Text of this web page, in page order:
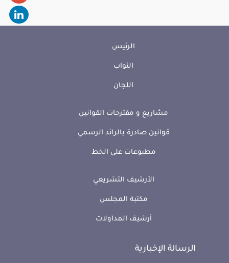
الرئيس
النواب
اللجان
مشاريع و مقترحات القوانين
قوانين صادرة بالرائد الرسمي
مطبوعات على الخط
الأرشيف التشريعي
مكتبة المجلس
أرشيف المداولات
الرسالة الإخبارية